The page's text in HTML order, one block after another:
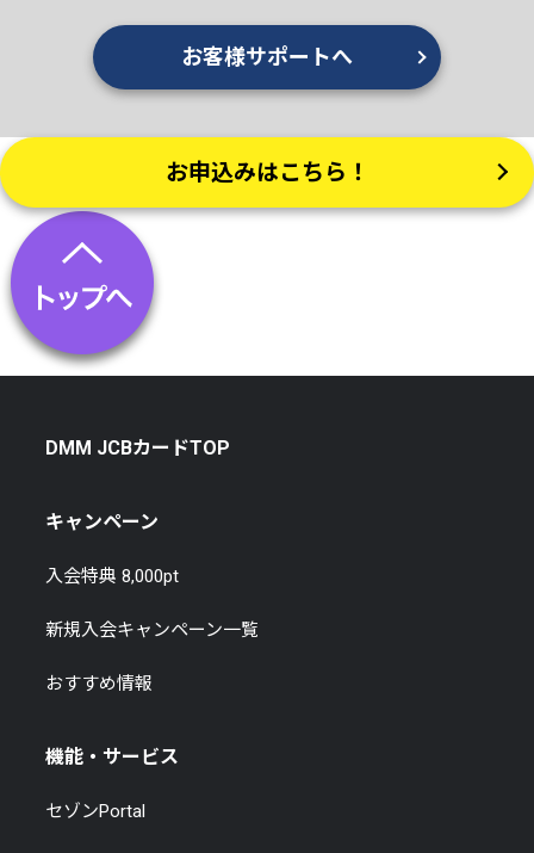
お客様サポートへ
お申込みはこちら！
DMM JCBカードTOP
キャンペーン
入会特典 8,000pt
新規入会キャンペーン一覧
おすすめ情報
機能・サービス
セゾンPortal